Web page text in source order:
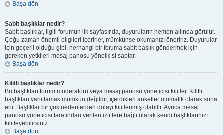
Başa dön
Sabit başlıklar nedir?
Sabit başlıklar, ilgili forumun ilk sayfasında, duyuruların hemen altında görülür.
Çoğu zaman önemli bilgileri içerirler, mümkünse okumanızı öneririz. Duyurular
için geçerli olduğu gibi, herhangi bir foruma sabit başlık göndermek için
gereken yetkileri mesaj panosu yöneticisi saptar.
Başa dön
Kilitli başlıklar nedir?
Bu başlıkları forum moderatörü veya mesaj panosu yöneticisi kilitler. Kilitli
başlıkları yanıtlamak mümkün değildir, içerdikleri anketler otomatik olarak sona
erir. Başlıklar bir çok nedenlerden dolayı kilitlenmiş olabilir. Ayrıca mesaj
panosu yöneticisi tarafından verilen izinlere bağlı olarak kendi başlıklarınızı
kilitleyebilirsiniz.
Başa dön